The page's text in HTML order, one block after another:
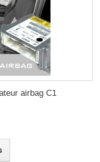
airbag C1